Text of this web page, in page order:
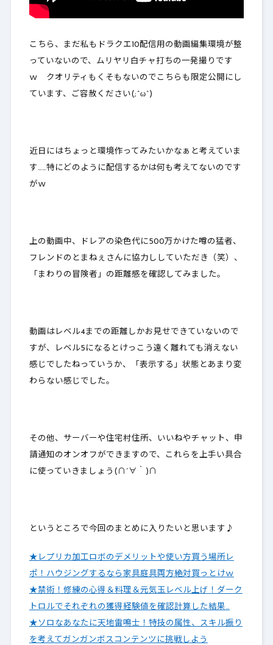
こちら、まだ私もドラクエ10配信用の動画編集環境が整
っていないので、ムリヤリ白チャ打ちの一発撮りです
ｗ クオリティもくそもないのでこちらも限定公開にし
ています、ご容赦ください(;^ω^)
近日にはちょっと環境作ってみたいかなぁと考えていま
す……特にどのように配信するかは何も考えてないのです
がｗ
上の動画中、ドレアの染色代に500万かけた噂の猛者、
フレンドのとまねぇさんに協力ししていただき（笑）、
「まわりの冒険者」の距離感を確認してみました。
動画はレベル4までの距離しかお見せできていないので
すが、レベル5になるとけっこう遠く離れても消えない
感じでしたねっていうか、「表示する」状態とあまり変
わらない感じでした。
その他、サーバーや住宅村住所、いいねやチャット、申
請通知のオンオフができますので、これらを上手い具合
に使っていきましょう(∩´∀｀)∩
というところで今回のまとめに入りたいと思います♪
★レプリカ加工ロボのデメリットや使い方買う場所レ
ポ！ハウジングするなら家具庭具両方絶対買っとけｗ
★禁術！修練の心得＆料理＆元気玉レベル上げ！ダーク
トロルでそれぞれの獲得経験値を確認計算した結果…
★ソロなあなたに天地雷鳴士！特技の属性、スキル振り
を考えてガンガンボスコンテンツに挑戦しよう